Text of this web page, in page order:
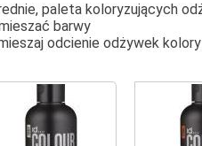
paleta koloryzujących
barwy
odcienie odżywek